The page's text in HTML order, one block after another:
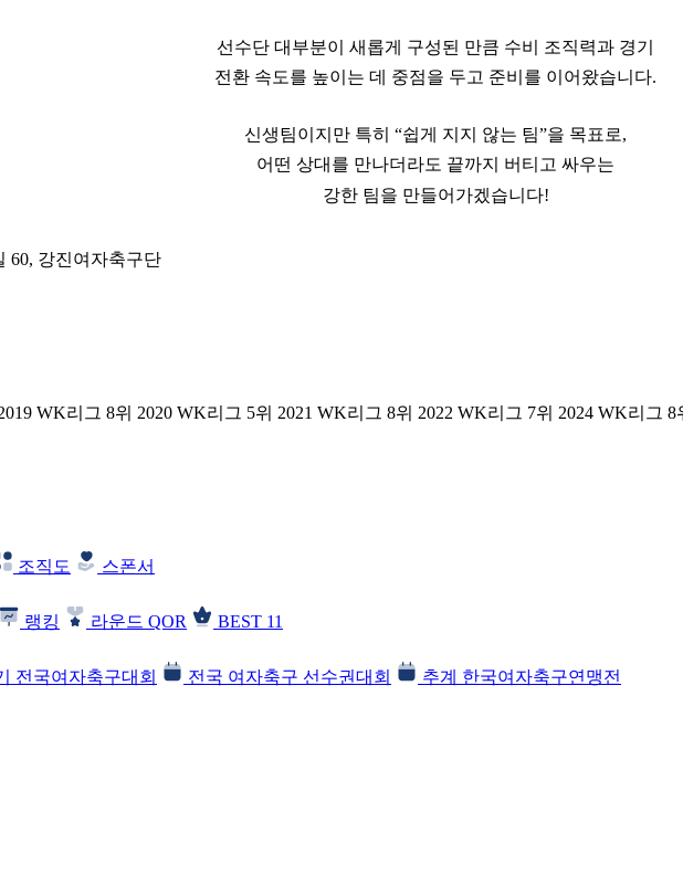
선수단 대부분이 새롭게 구성된 만큼 수비 조직력과 경기
전환 속도를 높이는 데 중점을 두고 준비를 이어왔습니다.
신생팀이지만 특히 “쉽게 지지 않는 팀”을 목표로,
어떤 상대를 만나더라도 끝까지 버티고 싸우는
강한 팀을 만들어가겠습니다!
60, 강진여자축구단
WK리그 8위 2020 WK리그 5위 2021 WK리그 8위 2022 WK리그 7위 2024 WK리그 8
조직도 스폰서
랭킹 라운드 QOR BEST 11
전국여자축구대회 전국 여자축구 선수권대회 추계 한국여자축구연맹전